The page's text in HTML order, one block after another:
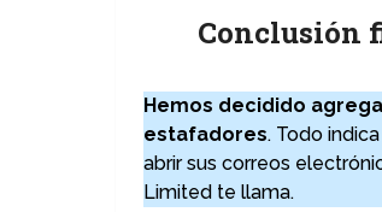
Conclusión
Hemos decidido
estafadores. Todo
abrir sus correos
Limited te llama.